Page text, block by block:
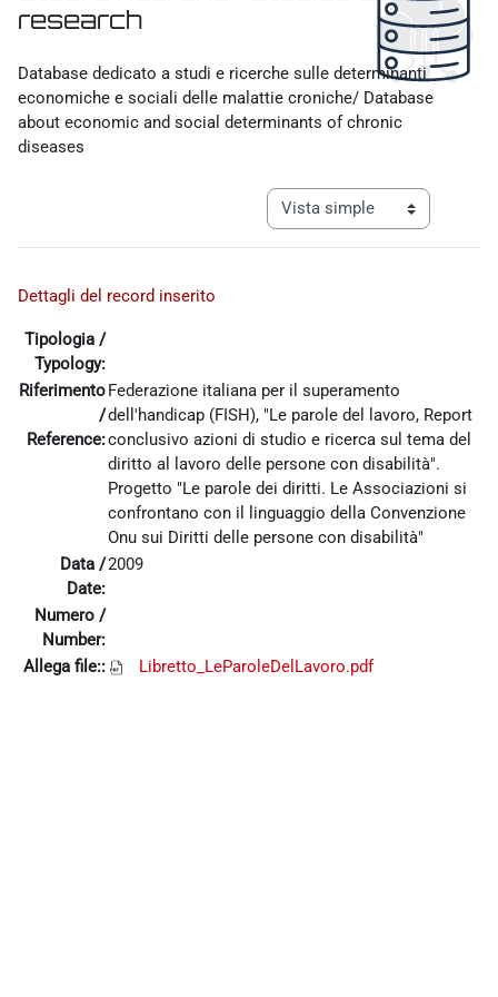
research
Database dedicato a studi e ricerche sulle determinanti
economiche e sociali delle malattie croniche/ Database
about economic and social determinants of chronic
diseases
Ver modo de navegación
Dettagli del record inserito
Tipologia /
Typology:
Riferimento
/
Reference:
Federazione italiana per il superamento
dell'handicap (FISH), "Le parole del lavoro, Report
conclusivo azioni di studio e ricerca sul tema del
diritto al lavoro delle persone con disabilità".
Progetto "Le parole dei diritti. Le Associazioni si
confrontano con il linguaggio della Convenzione
Onu sui Diritti delle persone con disabilità"
Data /
Date:
2009
Numero /
Number:
Allega file::
Libretto_LeParoleDelLavoro.pdf